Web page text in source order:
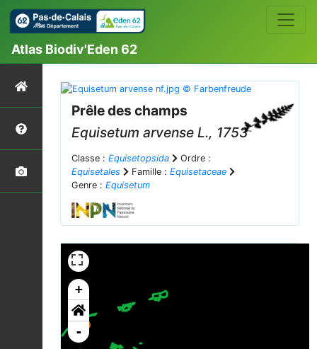
Atlas Biodiv'Eden 62
Prêle des champs
Equisetum arvense L., 1753
Classe : Equisetopsida
Ordre :
Equisetales
Famille : Equisetaceae
Genre : Equisetum
+
-